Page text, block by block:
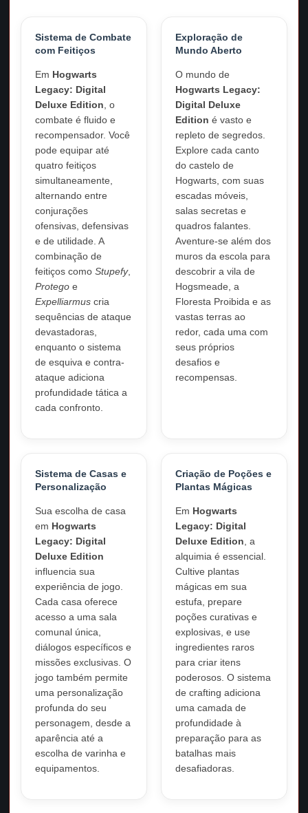
Sistema de Combate
com Feitiços
Em Hogwarts
Legacy: Digital
Deluxe Edition , o
combate é fluido e
recompensador. Você
pode equipar até
quatro feitiços
simultaneamente,
alternando entre
conjurações
ofensivas, defensivas
e de utilidade. A
combinação de
feitiços comoStupefy,
Protego e
Expelliarmus cria
sequências de ataque
devastadoras,
enquanto o sistema
de esquiva e contra-
ataque adiciona
profundidade tática a
cada confronto.
Exploração de
Mundo Aberto
O mundo de
Hogwarts Legacy:
Digital Deluxe
Edition é vasto e
repleto de segredos.
Explore cada canto
do castelo de
Hogwarts, com suas
escadas móveis,
salas secretas e
quadros falantes.
Aventure-se além dos
muros da escola para
descobrir a vila de
Hogsmeade, a
Floresta Proibida e as
vastas terras ao
redor, cada uma com
seus próprios
desafios e
recompensas.
Sistema de Casas e
Personalização
Sua escolha de casa
em Hogwarts
Legacy: Digital
Deluxe Edition
influencia sua
experiência de jogo.
Cada casa oferece
acesso a uma sala
comunal única,
diálogos específicos e
missões exclusivas. O
jogo também permite
uma personalização
profunda do seu
personagem, desde a
aparência até a
escolha de varinha e
equipamentos.
Criação de Poções e
Plantas Mágicas
Em Hogwarts
Legacy: Digital
Deluxe Edition , a
alquimia é essencial.
Cultive plantas
mágicas em sua
estufa, prepare
poções curativas e
explosivas, e use
ingredientes raros
para criar itens
poderosos. O sistema
de crafting adiciona
uma camada de
profundidade à
preparação para as
batalhas mais
desafiadoras.